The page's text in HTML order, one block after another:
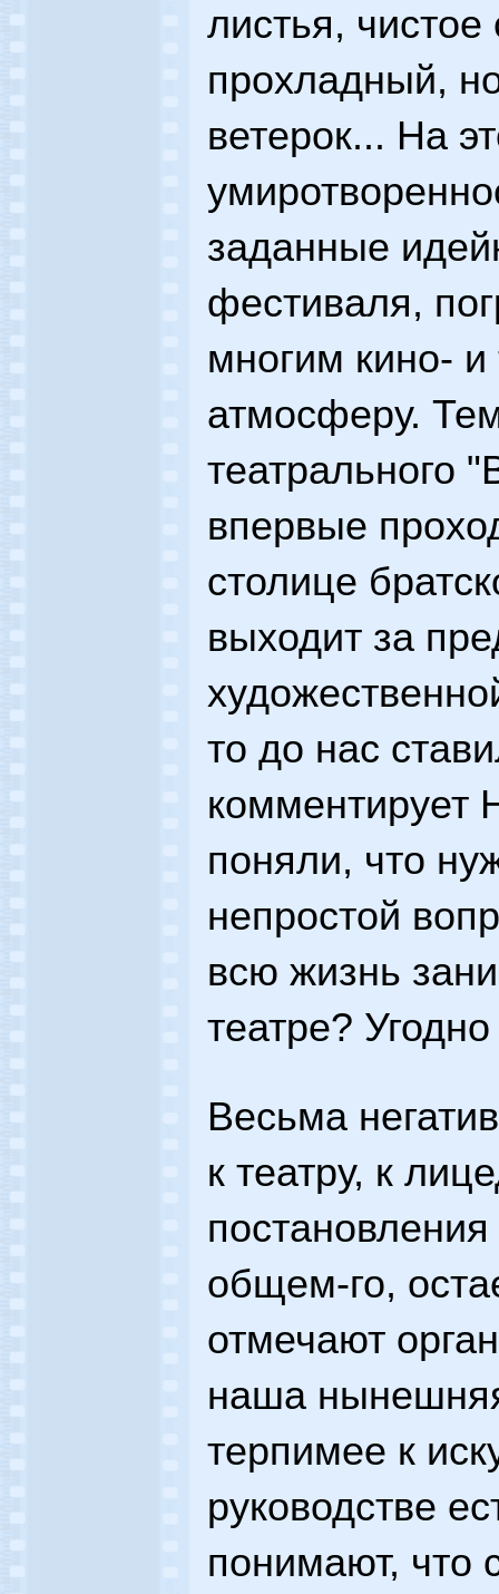
листья,
прохладный,
ветерок... На
заданные
фестиваля,
многим кино-
атмосферу.
театрального
впервые
столице
выходит за
то до нас
комментирует
поняли, что
непростой
всю жизнь
театре?
Весьма
к театру, к
общем-го,
отмечают
наша
терпимее к
руководстве
понимают, что